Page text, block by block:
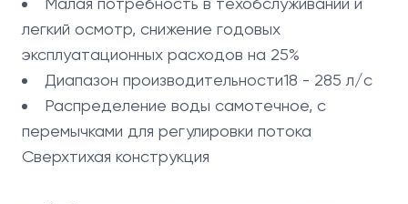
легкий осмотр, снижение годовых
эксплуатационных расходов на 25%
Диапазон производительности18 - 285 л/с
Распределение воды самотечное, с
перемычками для регулировки потока
Сверхтихая конструкция